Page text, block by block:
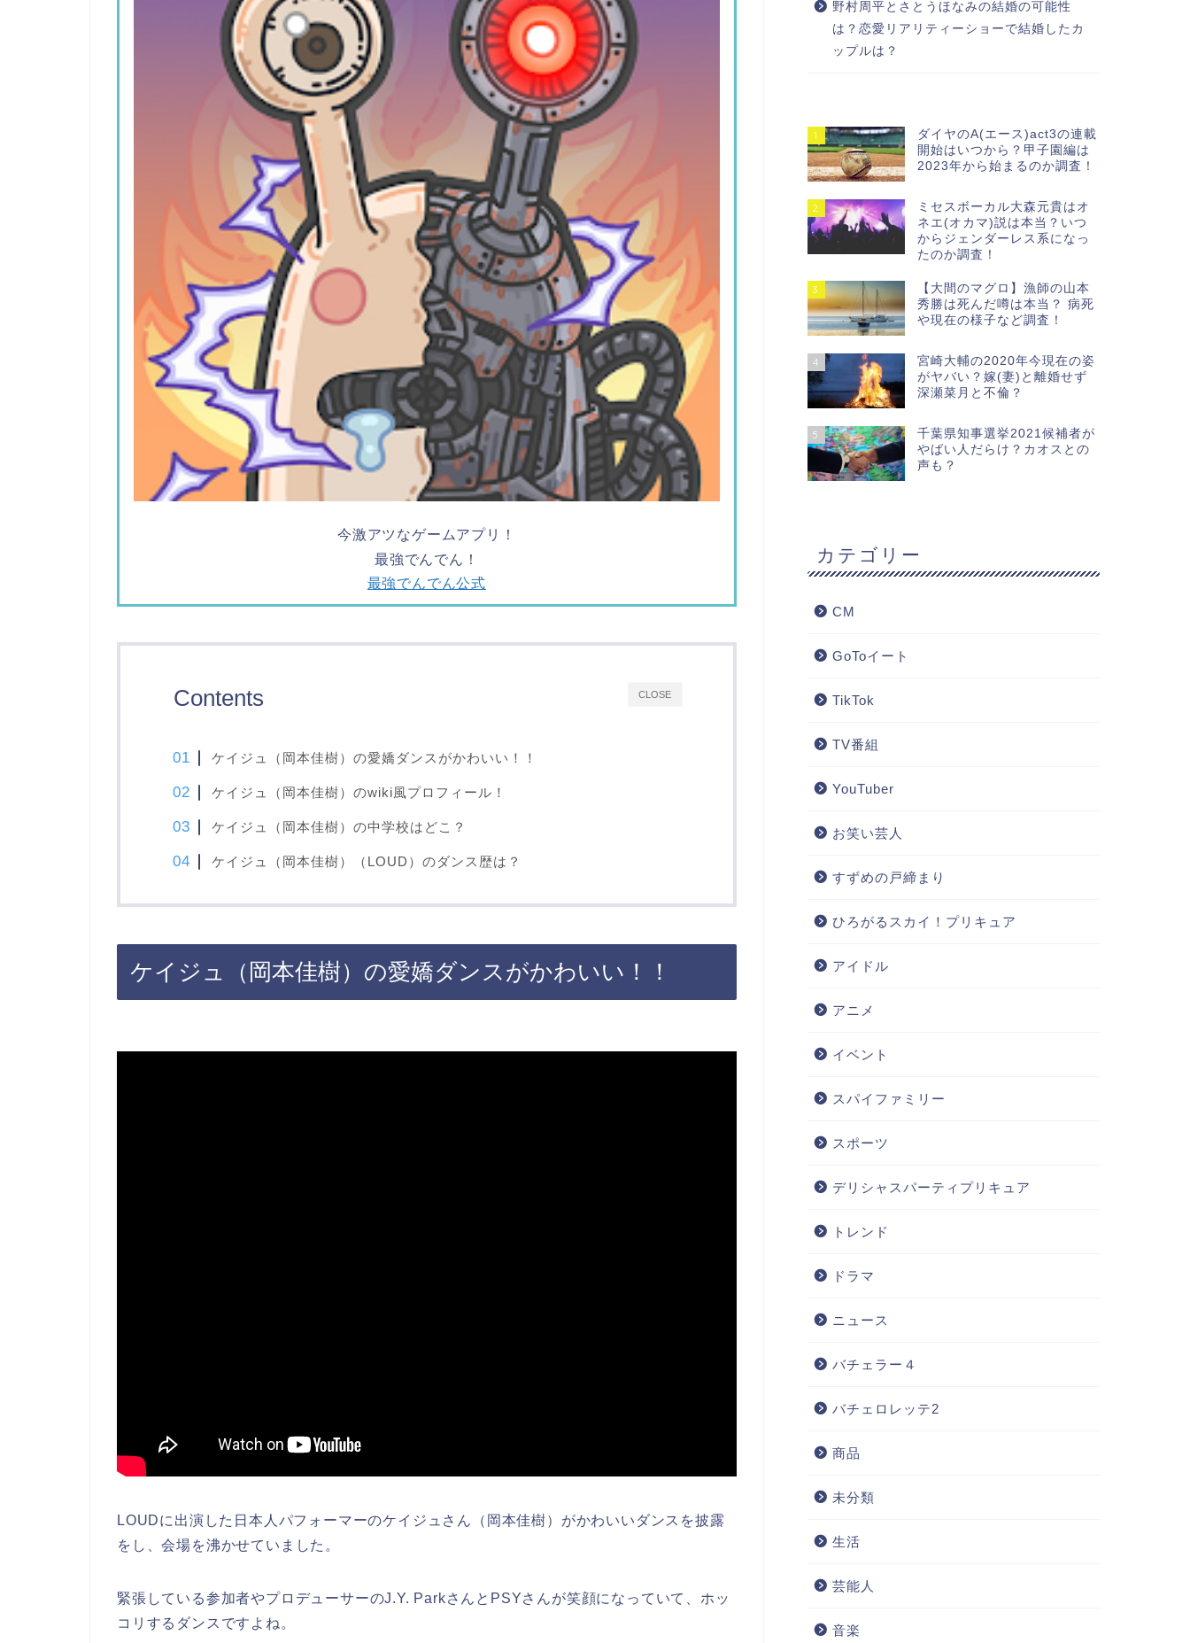
今激アツなゲームアプリ！
最強でんでん！
最強でんでん公式
CLOSE
Contents
ケイジュ（岡本佳樹）の愛嬌ダンスがかわいい！！
ケイジュ（岡本佳樹）のwiki風プロフィール！
ケイジュ（岡本佳樹）の中学校はどこ？
ケイジュ（岡本佳樹）（LOUD）のダンス歴は？
ケイジュ（岡本佳樹）の愛嬌ダンスがかわいい！！
LOUDに出演した日本人パフォーマーのケイジュさん（岡本佳樹）がかわいいダンスを披露
をし、会場を沸かせていました。
緊張している参加者やプロデューサーのJ.Y. ParkさんとPSYさんが笑顔になっていて、ホッ
コリするダンスですよね。
野村周平とさとうほなみの結婚の可能性
は？恋愛リアリティーショーで結婚したカ
ップルは？
1
ダイヤのA(エース)act3の連載
開始はいつから？甲子園編は
2023年から始まるのか調査！
2
ミセスボーカル大森元貴はオ
ネエ(オカマ)説は本当？いつ
からジェンダーレス系になっ
たのか調査！
3
【大間のマグロ】漁師の山本
秀勝は死んだ噂は本当？ 病死
や現在の様子など調査！
4
宮崎大輔の2020年今現在の姿
がヤバい？嫁(妻)と離婚せず
深瀬菜月と不倫？
5
千葉県知事選挙2021候補者が
やばい人だらけ？カオスとの
声も？
カテゴリー
CM
GoToイート
TikTok
TV番組
YouTuber
お笑い芸人
すずめの戸締まり
ひろがるスカイ！プリキュア
アイドル
アニメ
イベント
スパイファミリー
スポーツ
デリシャスパーティプリキュア
トレンド
ドラマ
ニュース
バチェラー４
バチェロレッテ2
商品
未分類
生活
芸能人
音楽